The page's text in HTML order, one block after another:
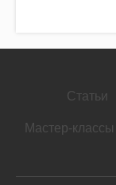
Статьи
Мастер-классы